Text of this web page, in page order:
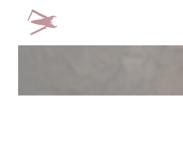
Painel de Gerenciamento de Cookies